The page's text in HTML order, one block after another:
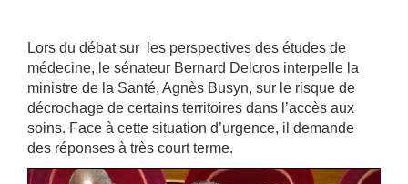
Lors du débat sur les perspectives des études de
médecine, le sénateur Bernard Delcros interpelle la
ministre de la Santé, Agnès Busyn, sur le risque de
décrochage de certains territoires dans l’accès aux
soins. Face à cette situation d’urgence, il demande
des réponses à très court terme.